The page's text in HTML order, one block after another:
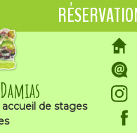
de stages